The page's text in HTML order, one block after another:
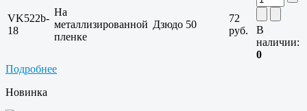
VK522b-
18
На
металлизированной
пленке
Дзюдо 50
72
руб.
В
наличии:
0
Подробнее
Новинка